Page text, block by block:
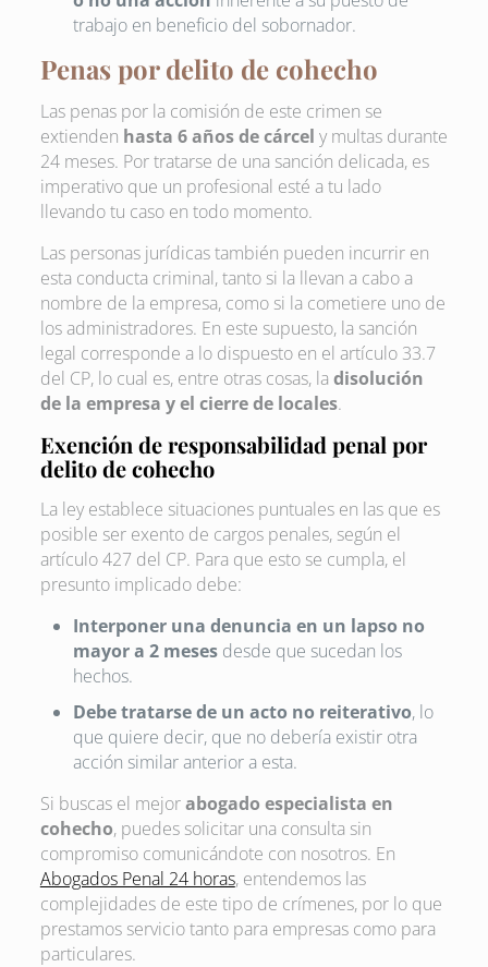
trabajo en beneficio del sobornador.
Penas por delito de cohecho
Las penas por la comisión de este crimen se
extienden hasta 6 años de cárcel y multas durante
24 meses. Por tratarse de una sanción delicada, es
imperativo que un profesional esté a tu lado
llevando tu caso en todo momento.
Las personas jurídicas también pueden incurrir en
esta conducta criminal, tanto si la llevan a cabo a
nombre de la empresa, como si la cometiere uno de
los administradores. En este supuesto, la sanción
legal corresponde a lo dispuesto en el artículo 33.7
del CP, lo cual es, entre otras cosas, la disolución
de la empresa y el cierre de locales.
Exención de responsabilidad penal por
delito de cohecho
La ley establece situaciones puntuales en las que es
posible ser exento de cargos penales, según el
artículo 427 del CP. Para que esto se cumpla, el
presunto implicado debe:
Interponer una denuncia en un lapso no
mayor a 2 mesesdesde que sucedan los
hechos.
Debe tratarse de un acto no reiterativo, lo
que quiere decir, que no debería existir otra
acción similar anterior a esta.
Si buscas el mejorabogado especialista en
cohecho, puedes solicitar una consulta sin
compromiso comunicándote con nosotros. En
Abogados Penal 24 horas, entendemos las
complejidades de este tipo de crímenes, por lo que
prestamos servicio tanto para empresas como para
particulares.